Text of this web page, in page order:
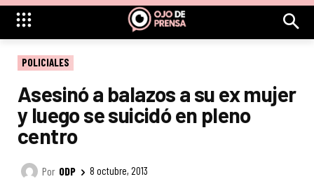
POLICIALES
Asesinó a balazos a su ex mujer
y luego se suicidó en pleno
centro
Por ODP 8 octubre, 2013